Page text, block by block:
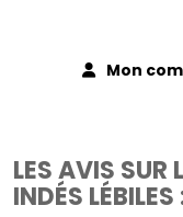
Mon
LES AVIS SUR
INDÉS